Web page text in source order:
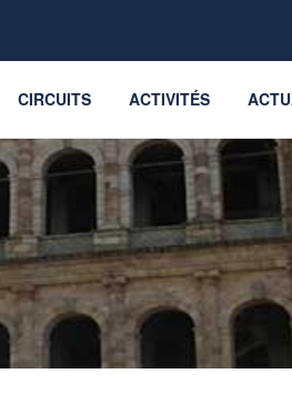
CIRCUITS ACTIVITÉS